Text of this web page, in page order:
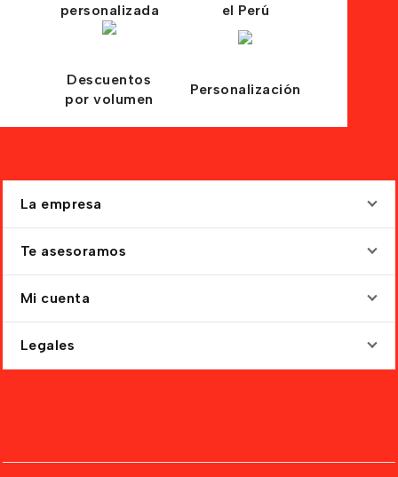
personalizada
el Perú
Descuentos
por volumen
Personalización
La empresa
Te asesoramos
Mi cuenta
Legales